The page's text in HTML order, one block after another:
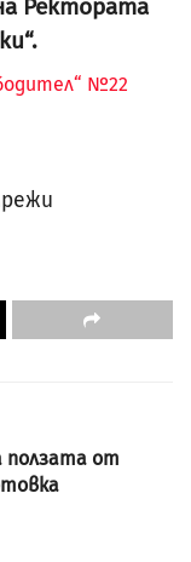
Ректората
№22
ползата от